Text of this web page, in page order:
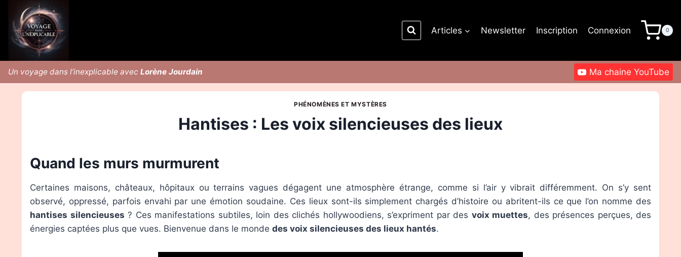
contenu
Articles Newsletter Inscription Connexion 0
Un voyage dans l’inexplicable avec Lorène Jourdain Ma chaine YouTube
PHÉNOMÈNES ET MYSTÈRES
Hantises : Les voix silencieuses des lieux
Quand les murs murmurent
Certaines maisons, châteaux, hôpitaux ou terrains vagues dégagent une atmosphère étrange, comme si l’air y vibrait différemment. On s’y sent
observé, oppressé, parfois envahi par une émotion soudaine. Ces lieux sont-ils simplement chargés d’histoire ou abritent-ils ce que l’on nomme des
hantises silencieuses ? Ces manifestations subtiles, loin des clichés hollywoodiens, s’expriment par des voix muettes, des présences perçues, des
énergies captées plus que vues. Bienvenue dans le monde des voix silencieuses des lieux hantés.